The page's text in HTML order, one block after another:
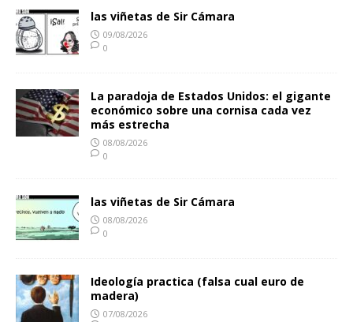
las viñetas de Sir Cámara
09/08/2026
0
La paradoja de Estados Unidos: el gigante
económico sobre una cornisa cada vez
más estrecha
08/08/2026
0
las viñetas de Sir Cámara
08/08/2026
0
Ideología practica (falsa cual euro de
madera)
07/08/2026